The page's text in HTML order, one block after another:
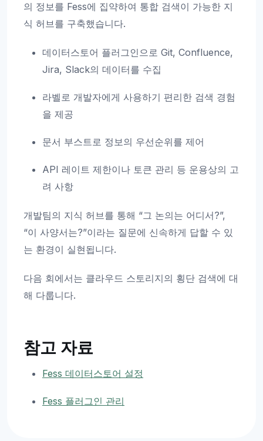
의 정보를 Fess에 집약하여 통합 검색이 가능한 지
식 허브를 구축했습니다.
데이터스토어 플러그인으로 Git, Confluence,
Jira, Slack의 데이터를 수집
라벨로 개발자에게 사용하기 편리한 검색 경험
을 제공
문서 부스트로 정보의 우선순위를 제어
API 레이트 제한이나 토큰 관리 등 운용상의 고
려 사항
개발팀의 지식 허브를 통해 “그 논의는 어디서?”,
“이 사양서는?”이라는 질문에 신속하게 답할 수 있
는 환경이 실현됩니다.
다음 회에서는 클라우드 스토리지의 횡단 검색에 대
해 다룹니다.
참고 자료
Fess 데이터스토어 설정
Fess 플러그인 관리